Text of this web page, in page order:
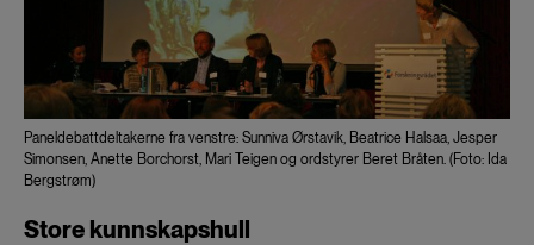
Paneldebattdeltakerne fra venstre: Sunniva Ørstavik, Beatrice Halsaa, Jesper
Simonsen, Anette Borchorst, Mari Teigen og ordstyrer Beret Bråten. (Foto: Ida
Bergstrøm)
Store kunnskapshull